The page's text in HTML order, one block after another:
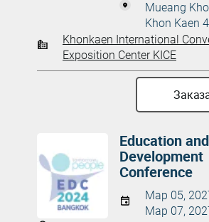
Mueang
Khon Kaen
Khonkaen International
Exposition Center KICE
Education and
Development
Conference
Мар 05,
Мар 07,